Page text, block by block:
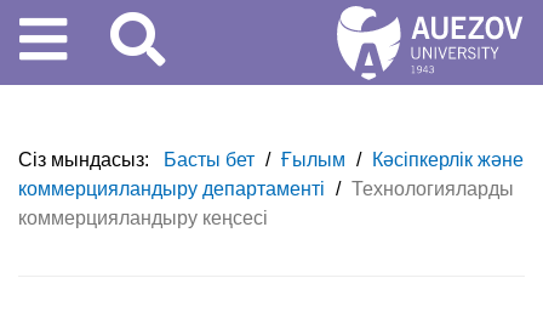
Сіз мындасыз: Басты бет / Ғылым /
Кәсіпкерлік және
коммерцияландыру департаменті / Технологияларды
коммерцияландыру кеңсесі